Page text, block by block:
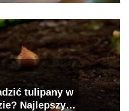
tulipany w
Najlepszy